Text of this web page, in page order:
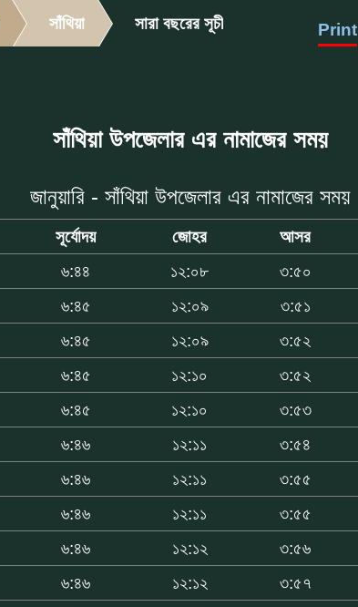
সাঁথিয়া সারা বছরের সূচী Print
সাঁথিয়া উপজেলার এর নামাজের সময়
জানুয়ারি - সাঁথিয়া উপজেলার এর নামাজের সময়
সূর্যোদয় জোহর আসর
৬:৪৪ ১২:০৮ ৩:৫০
৬:৪৫ ১২:০৯ ৩:৫১
৬:৪৫ ১২:০৯ ৩:৫২
৬:৪৫ ১২:১০ ৩:৫২
৬:৪৫ ১২:১০ ৩:৫৩
৬:৪৬ ১২:১১ ৩:৫৪
৬:৪৬ ১২:১১ ৩:৫৫
৬:৪৬ ১২:১১ ৩:৫৫
৬:৪৬ ১২:১২ ৩:৫৬
৬:৪৬ ১২:১২ ৩:৫৭